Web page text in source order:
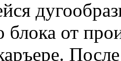
блока от